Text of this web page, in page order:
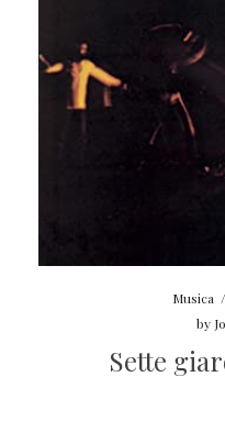
Musica /
by
Sette